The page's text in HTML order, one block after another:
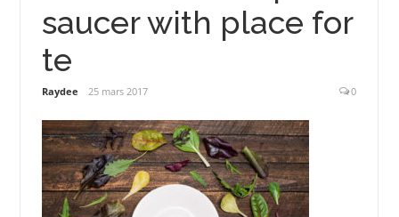
saucer with place for
te
Raydee 25 mars 2017 0